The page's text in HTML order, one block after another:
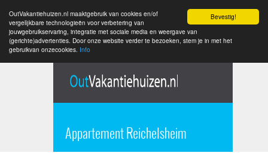
Bevestig!
OutVakantiehuizen.nl maaktgebruik van cookies en/of
vergelijkbare technologieën voor verbetering van
jouwgebruikservaring, integratie met sociale media en weergave van
(gerichte)advertenties. Door onze website verder te bezoeken, stem je in met het
gebruikvan onzecookies. Info
Appartement Reichelsheim